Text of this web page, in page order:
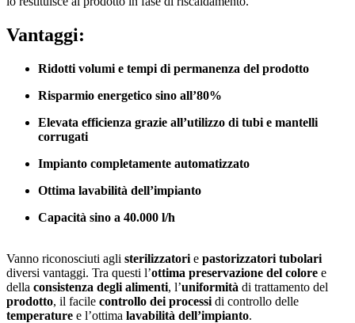
Vantaggi:
Ridotti volumi e tempi di permanenza del prodotto
Risparmio energetico sino all’80%
Elevata efficienza grazie all’utilizzo di tubi e mantelli
corrugati
Impianto completamente automatizzato
Ottima lavabilità dell’impianto
Capacità sino a 40.000 l/h
Vanno riconosciuti agli sterilizzatori e pastorizzatori tubolari
diversi vantaggi. Tra questi l’ottima preservazione del colore e
della consistenza degli alimenti, l’uniformità di trattamento del
prodotto, il facile controllo dei processi di controllo delle
temperature e l’ottima lavabilità dell’impianto.